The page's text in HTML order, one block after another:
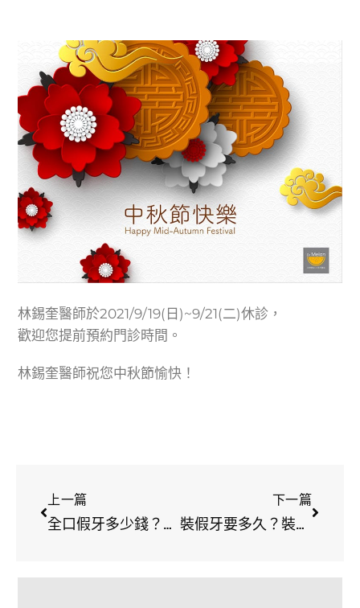
林錫奎醫師於2021/9/19(日)~9/21(二)休診，
歡迎您提前預約門診時間。
林錫奎醫師祝您中秋節愉快！
上一篇
全口假牙多少錢？全口假牙材質會影響價格嗎？
下一篇
裝假牙要多久？裝假牙有什麼注意事項？